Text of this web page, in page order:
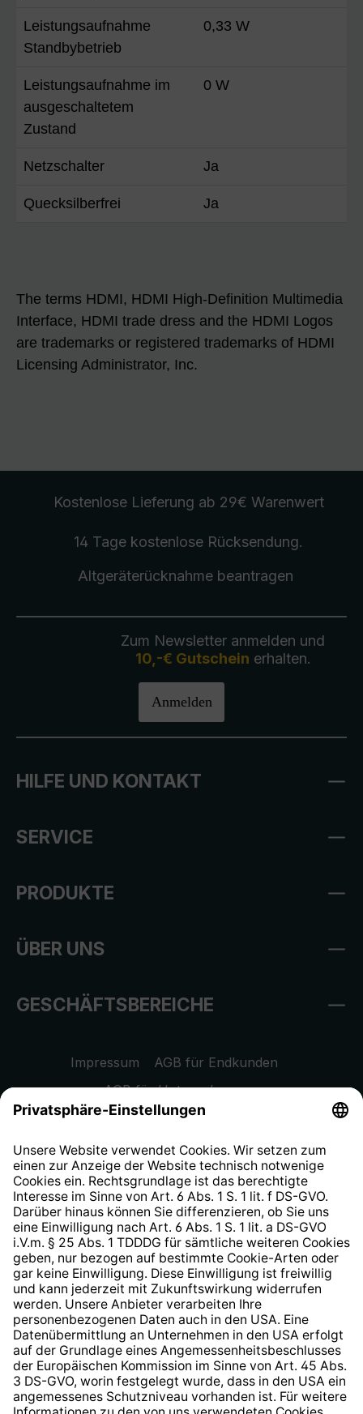
Leistungsaufnahme
Standbybetrieb
0,33 W
Leistungsaufnahme im
ausgeschaltetem
Zustand
0 W
Netzschalter Ja
Quecksilberfrei Ja
The terms HDMI, HDMI High-Definition Multimedia
Interface, HDMI trade dress and the HDMI Logos
are trademarks or registered trademarks of HDMI
Licensing Administrator, Inc.
Kostenlose Lieferung ab 29€ Warenwert
14 Tage kostenlose Rücksendung.
Altgeräterücknahmebeantragen
Zum Newsletter anmelden und
10,-€ Gutschein erhalten.
Anmelden
HILFE UND KONTAKT
SERVICE
PRODUKTE
ÜBER UNS
GESCHÄFTSBEREICHE
Impressum
AGB für Endkunden
AGB für Unternehmen
Datenschutzhinweis
Widerrufsrecht
Hinweisgeberschutzsystem
Barrierefreiheit